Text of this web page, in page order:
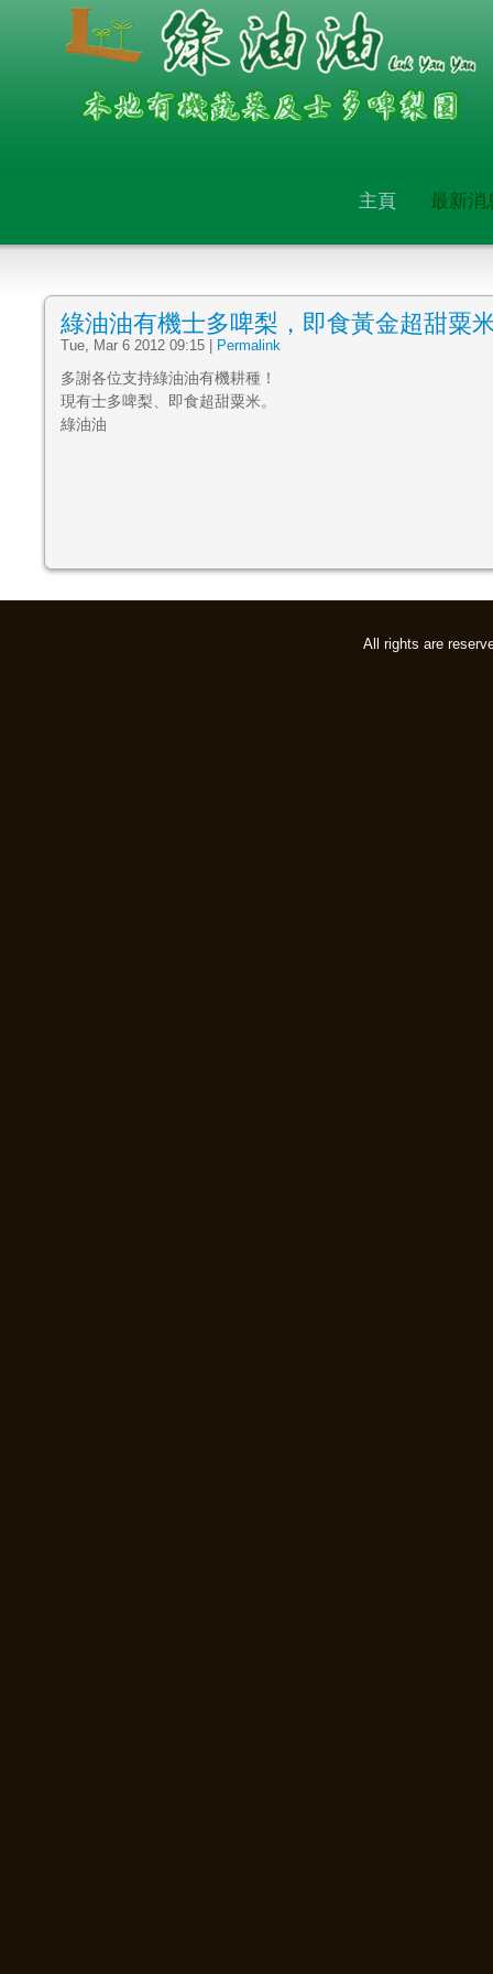
主頁 最新消
綠油油有機士多啤梨，即食黃金超甜粟
Tue, Mar 6 2012 09:15 Permalink
多謝各位支持綠油油有機耕種！
現有士多啤梨、即食超甜粟米。
綠油油
All rights are